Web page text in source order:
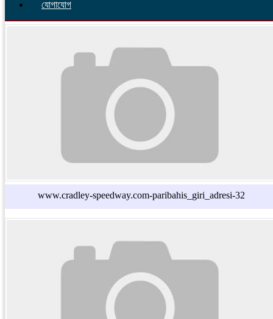
যোগাযোগ
www.cradley-speedway.com-paribahis_giri_adresi-32